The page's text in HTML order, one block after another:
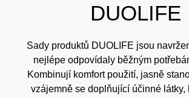
DUOLIFE
Sady produktů DUOLIFE jsou
nejlépe odpovídaly běžným
Kombinují komfort použití, jasně
vzájemně se doplňující účinné látky,